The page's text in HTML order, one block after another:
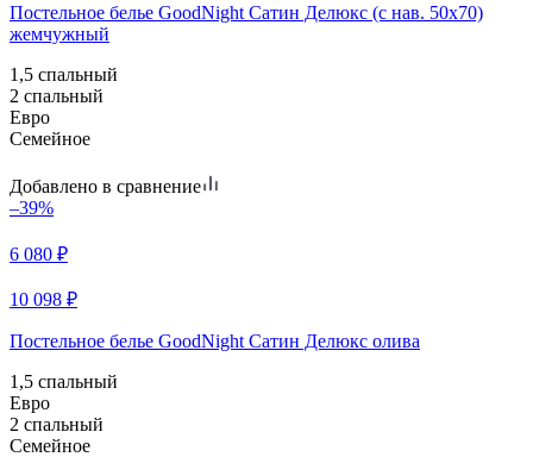
Постельное белье GoodNight Сатин Делюкс (с нав. 50х70)
жемчужный
1,5 спальный
2 спальный
Евро
Семейное
Добавлено в сравнение
–39%
6 080 ₽
10 098 ₽
Постельное белье GoodNight Сатин Делюкс олива
1,5 спальный
Евро
2 спальный
Семейное